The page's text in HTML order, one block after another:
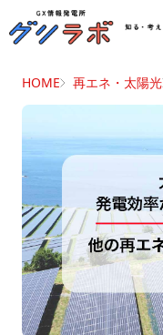
HOME 再エネ・太陽光